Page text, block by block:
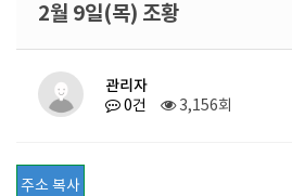
2월 9일(목) 조황
관리자
0건 3,156회
주소 복사